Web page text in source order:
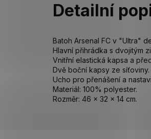
Detailní
Batoh Arsenal FC v "Ultra"
Hlavní přihrádka s dvojitým
Vnitřní elastická kapsa a
Dvě boční kapsy ze síťoviny.
Ucho pro přenášení a
Materiál: 100% polyester.
Rozměr: 46 x 32 x 14 cm.